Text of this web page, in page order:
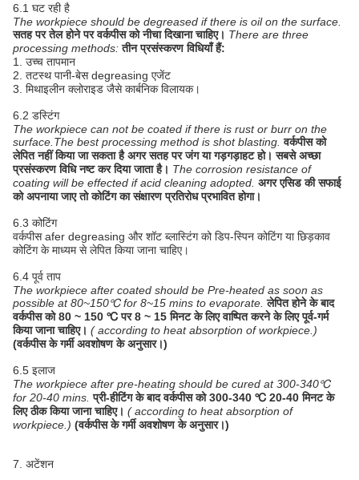
6.1 घट रही है
The workpiece should be degreased if there is oil on the surface.
सतह पर तेल होने पर वर्कपीस को नीचा दिखाना चाहिए। There are three
processing methods: तीन प्रसंस्करण विधियाँ हैं:
1. उच्च तापमान
2. तटस्थ पानी-बेस degreasing एजेंट
3. मिथाइलीन क्लोराइड जैसे कार्बनिक विलायक।
6.2 डस्टिंग
The workpiece can not be coated if there is rust or burr on the
surface.The best processing method is shot blasting. वर्कपीस को
लेपित नहीं किया जा सकता है अगर सतह पर जंग या गड़गड़ाहट हो। सबसे अच्छा
प्रसंस्करण विधि नष्ट कर दिया जाता है। The corrosion resistance of
coating will be effected if acid cleaning adopted. अगर एसिड की सफाई
को अपनाया जाए तो कोटिंग का संक्षारण प्रतिरोध प्रभावित होगा।
6.3 कोटिंग
वर्कपीस afer degreasing और शॉट ब्लास्टिंग को डिप-स्पिन कोटिंग या छिड़काव
कोटिंग के माध्यम से लेपित किया जाना चाहिए।
6.4 पूर्व ताप
The workpiece after coated should be Pre-heated as soon as
possible at 80~150℃ for 8~15 mins to evaporate. लेपित होने के बाद
वर्कपीस को 80 ~ 150 ℃ पर 8 ~ 15 मिनट के लिए वाष्पित करने के लिए पूर्व-गर्म
किया जाना चाहिए। ( according to heat absorption of workpiece.)
(वर्कपीस के गर्मी अवशोषण के अनुसार।)
6.5 इलाज
The workpiece after pre-heating should be cured at 300-340℃
for 20-40 mins. प्री-हीटिंग के बाद वर्कपीस को 300-340 ℃ 20-40 मिनट के
लिए ठीक किया जाना चाहिए। ( according to heat absorption of
workpiece.) (वर्कपीस के गर्मी अवशोषण के अनुसार।)
7. अटेंशन